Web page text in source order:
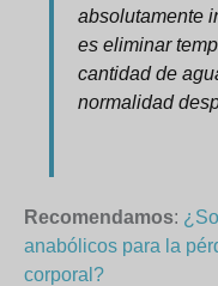
absolutamente
es eliminar
cantidad de
normalidad
Recomendamos:
anabólicos para la
corporal?